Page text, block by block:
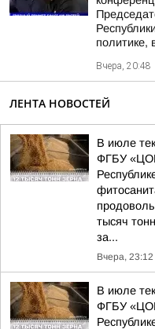
политике,
Вчера, 20:48
ЛЕНТА НОВОСТЕЙ
В июле
ФГБУ
тысяч
за...
Вчера, 23:12
В июле
ФГБУ